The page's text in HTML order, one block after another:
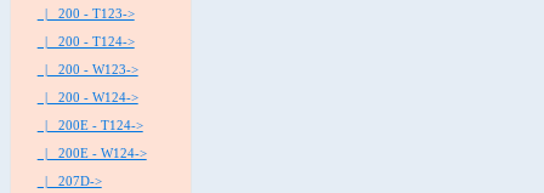
|_ 200 - T123->
|_ 200 - T124->
|_ 200 - W123->
|_ 200 - W124->
|_ 200E - T124->
|_ 200E - W124->
|_ 207D->